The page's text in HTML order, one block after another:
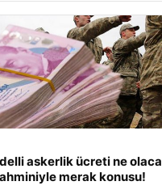
askerlik ücreti ne
merak konusu!